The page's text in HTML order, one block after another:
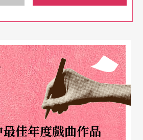
時期日本派使節至中國交流學
料，現今許多文獻仍僅能從日
尋。發願要重新建構中國的古
了大量的時間研究唐朝樂舞的
譜系統重建出其華美面貌，使
張上的舞蹈，重現於世人眼
佳年度戲曲作品